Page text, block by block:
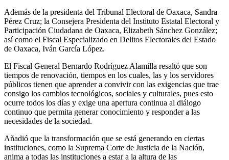
Además de la presidenta del Tribunal Electoral de Oaxaca, Sandra
Pérez Cruz; la Consejera Presidenta del Instituto Estatal Electoral y
Participación Ciudadana de Oaxaca, Elizabeth Sánchez González;
así como el Fiscal Especializado en Delitos Electorales del Estado
de Oaxaca, Iván García López.
El Fiscal General Bernardo Rodríguez Alamilla resaltó que son
tiempos de renovación, tiempos en los cuales, las y los servidores
públicos tienen que aprender a convivir con las exigencias que trae
consigo los cambios tecnológicos, sociales y culturales, pues esto
ocurre todos los días y exige una apertura continua al diálogo
continuo que permita generar conocimiento y responder a las
necesidades de la sociedad.
Añadió que la transformación que se está generando en ciertas
instituciones, como la Suprema Corte de Justicia de la Nación,
anima a todas las instituciones a estar a la altura de las